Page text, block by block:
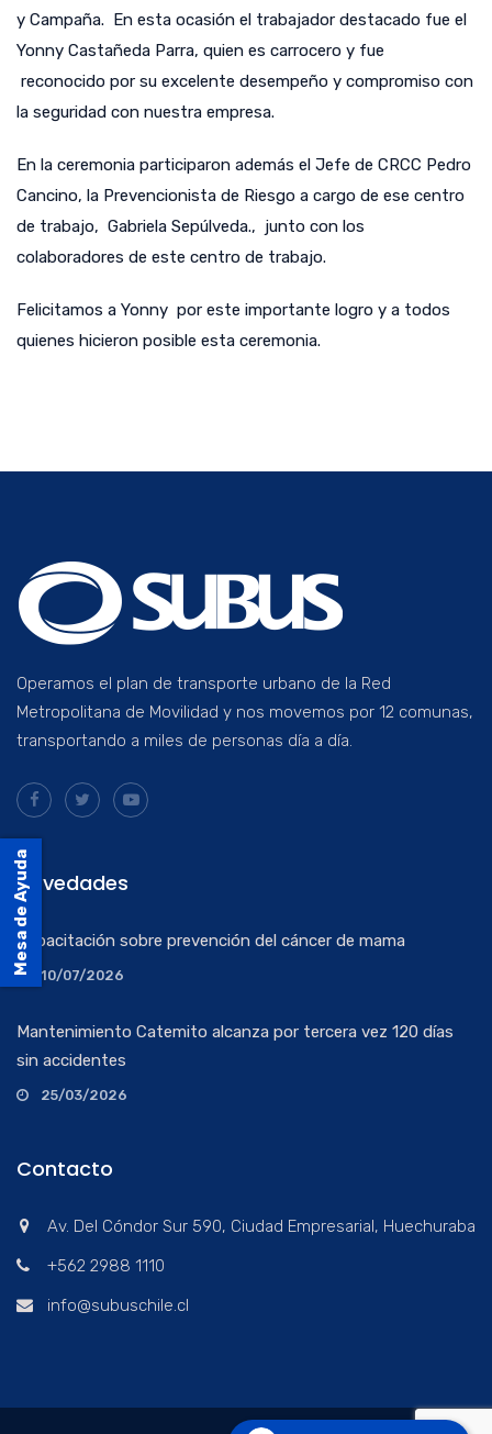
y Campaña. En esta ocasión el trabajador destacado fue el
Yonny Castañeda Parra, quien es carrocero y fue
reconocido por su excelente desempeño y compromiso con
la seguridad con nuestra empresa.
En la ceremonia participaron además el Jefe de CRCC Pedro
Cancino, la Prevencionista de Riesgo a cargo de ese centro
de trabajo, Gabriela Sepúlveda., junto con los
colaboradores de este centro de trabajo.
Felicitamos a Yonny por este importante logro y a todos
quienes hicieron posible esta ceremonia.
Operamos el plan de transporte urbano de la Red
Metropolitana de Movilidad y nos movemos por 12 comunas,
transportando a miles de personas día a día.
Novedades
Capacitación sobre prevención del cáncer de mama
10/07/2026
Mantenimiento Catemito alcanza por tercera vez 120 días
sin accidentes
25/03/2026
Contacto
Av. Del Cóndor Sur 590, Ciudad Empresarial, Huechuraba
+562 2988 1110
info@subuschile.cl
Mesa de Ayuda